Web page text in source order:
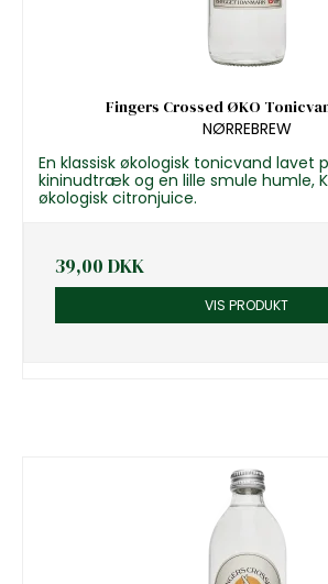
Fingers Crossed ØKO
NØRREBREW
En klassisk økologisk tonicvand lavet
kininudtræk og en lille smule humle,
økologisk citronjuice.
39,00 DKK
VIS PRODUKT